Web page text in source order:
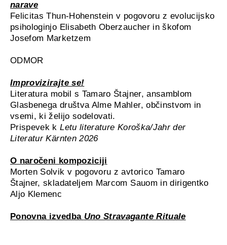
narave
Felicitas Thun-Hohenstein v pogovoru z evolucijsko
psihologinjo Elisabeth Oberzaucher in škofom
Josefom Marketzem
ODMOR
Improvizirajte se!
Literatura mobil s Tamaro Štajner, ansamblom
Glasbenega društva Alme Mahler, občinstvom in
vsemi, ki želijo sodelovati.
Prispevek kLetu literature Koroška/Jahr der
Literatur Kärnten 2026
O naročeni kompoziciji
Morten Solvik v pogovoru z avtorico Tamaro
Štajner, skladateljem Marcom Sauom in dirigentko
Aljo Klemenc
Ponovna izvedba Uno Stravagante Rituale